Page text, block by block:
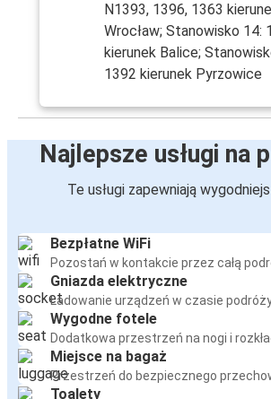
N1393, 1396, 1363
Wrocław; Stanowisko 14:
kierunek Balice;
1392 kierunek Pyrzowice
Najlepsze usługi na
Te usługi zapewniają
Bezpłatne WiFi
Pozostań w kontakcie przez całą
Gniazda elektryczne
Ładowanie urządzeń w czasie
Wygodne fotele
Dodatkowa przestrzeń na nogi i
Miejsce na bagaż
Przestrzeń do bezpiecznego
Toalety